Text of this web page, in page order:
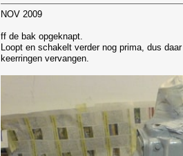
NOV 2009
ff de bak opgeknapt.
Loopt en schakelt verder nog prima, dus
keerringen vervangen.